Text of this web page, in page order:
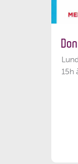
15h